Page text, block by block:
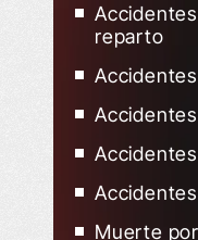
reparto
Muerte